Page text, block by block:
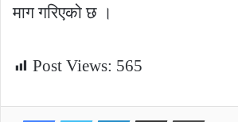
माग गरिएको छ ।
Post Views: 565